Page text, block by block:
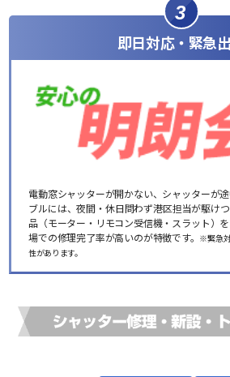
3
即日対応・緊急
電動窓シャッターが開かない、シャッターが
ブルには、夜間・休日問わず港区担当が駆け
品（モーター・リモコン受信機・スラット）
場での修理完了率が高いのが特徴です。 ※緊急
性があります。